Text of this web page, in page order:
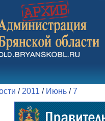
/ 2011 / Июнь /7